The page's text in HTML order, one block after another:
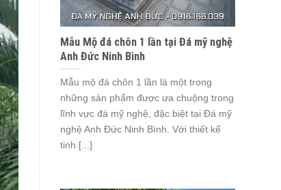
Mẫu Mộ đá chôn 1 lần tại Đá mỹ nghệ
Anh Đức Ninh Bình
Mẫu mộ đá chôn 1 lần là một trong
những sản phẩm được ưa chuộng trong
lĩnh vực đá mỹ nghệ, đặc biệt tại Đá mỹ
nghệ Anh Đức Ninh Bình. Với thiết kế
tinh [...]